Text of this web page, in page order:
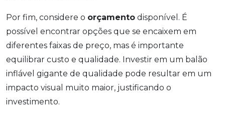
Por fim, considere o orçamento disponível. É
possível encontrar opções que se encaixem em
diferentes faixas de preço, mas é importante
equilibrar custo e qualidade. Investir em um balão
inflável gigante de qualidade pode resultar em um
impacto visual muito maior, justificando o
investimento.